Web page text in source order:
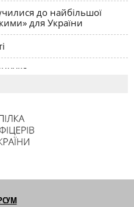
до найбільшої
для України